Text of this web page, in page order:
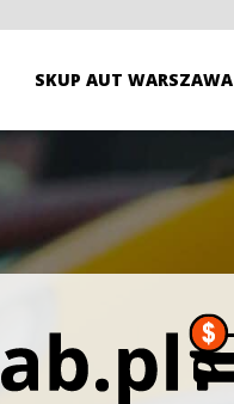
SKUP AUT WARSZAWA